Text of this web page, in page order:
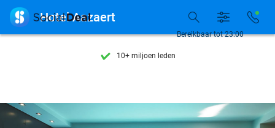
7 dagen per week beschikbaar
10+ miljoen leden
7 dagen per week beschikbaar
Bereikbaar tot 23:00
 Hotel Aazaert